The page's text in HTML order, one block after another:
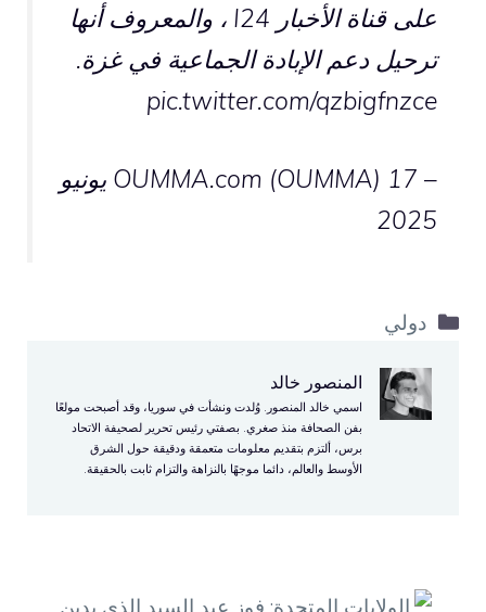
على قناة الأخبار I24 ، والمعروف أنها
ترحيل دعم الإبادة الجماعية في غزة.
pic.twitter.com/qzbigfnzce
– OUMMA.com (OUMMA)
17 يونيو
2025
التصنيفات
دولي
المنصور خالد
اسمي خالد المنصور. وُلدت ونشأت في سوريا، وقد أصبحت مولعًا
بفن الصحافة منذ صغري. بصفتي رئيس تحرير لصحيفة الاتحاد
برس، ألتزم بتقديم معلومات متعمقة ودقيقة حول الشرق
الأوسط والعالم، دائما موجهًا بالنزاهة والتزام ثابت بالحقيقة.